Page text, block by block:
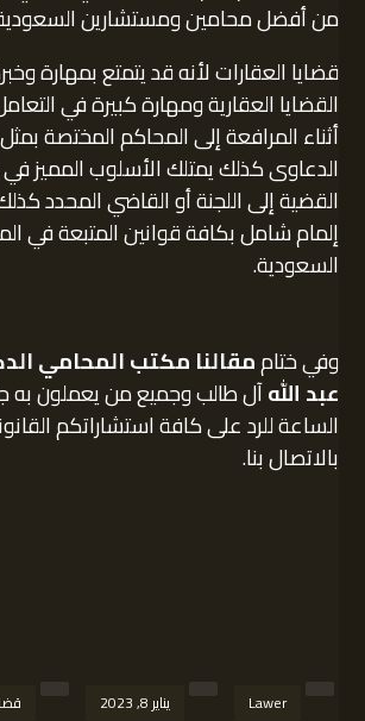
من أفضل محامين ومستشارين
قضايا العقارات لأنه قد يتمتع بمهارة
القضايا العقارية ومهارة كبيرة في
أثناء المرافعة إلى المحاكم المختصة
الدعاوى كذلك يمتلك الأسلوب المميز
القضية إلى اللجنة أو القاضي المحدد
إلمام شامل بكافة قوانين المتبعة في
السعودية.
وفي ختاممقالنا مكتب المحامي
عبد اللهآل طالب وجميع من يعملون به
الساعة للرد على كافة استشاراتكم
بالاتصال بنا.
Lawer يناير 8, 2023